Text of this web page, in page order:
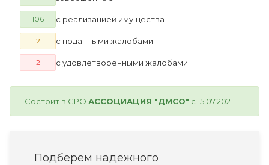
106 с реализацией имущества
2 с поданными жалобами
2 с удовлетворенными жалобами
Состоит в СРО АССОЦИАЦИЯ "ДМСО" с 15.07.2021
Подберем надежного